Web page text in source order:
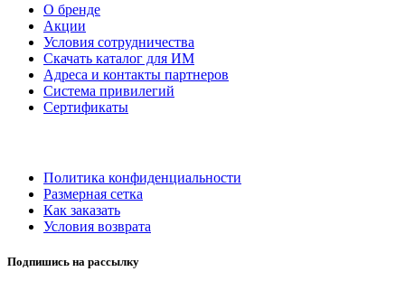
О бренде
Акции
Условия сотрудничества
Скачать каталог для ИМ
Адреса и контакты партнеров
Система привилегий
Сертификаты
Политика конфиденциальности
Размерная сетка
Как заказать
Условия возврата
Подпишись на рассылку